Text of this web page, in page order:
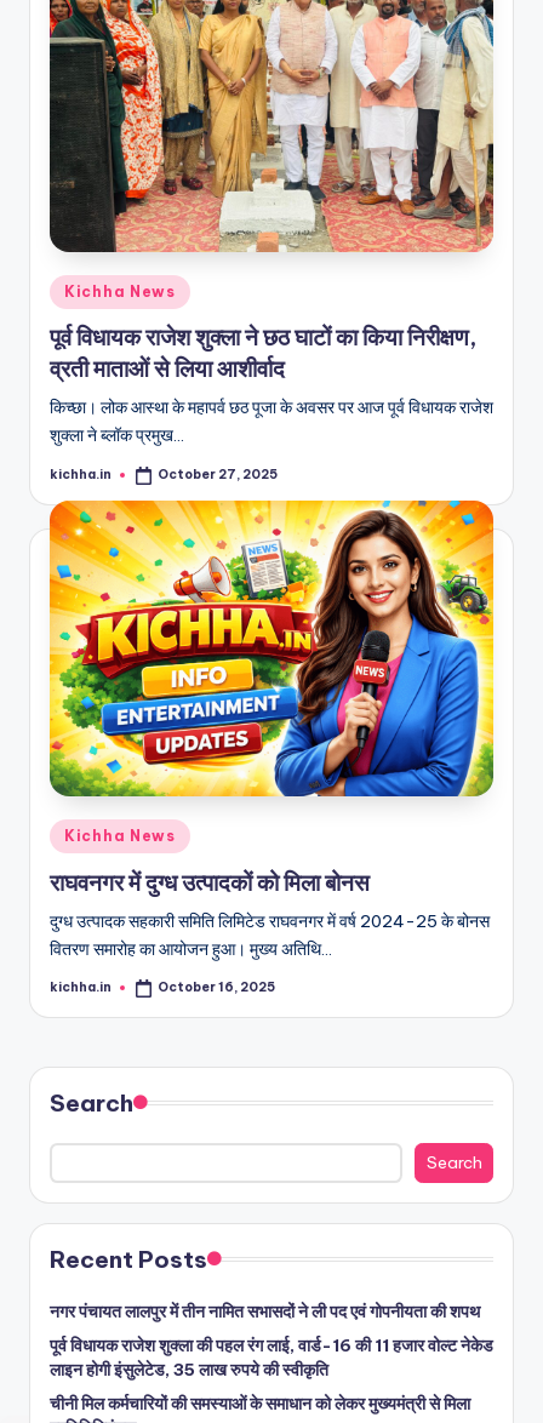
Kichha News
पूर्व विधायक राजेश शुक्ला ने छठ घाटों का किया निरीक्षण,
व्रती माताओं से लिया आशीर्वाद
किच्छा। लोक आस्था के महापर्व छठ पूजा के अवसर पर आज पूर्व विधायक राजेश
शुक्ला ने ब्लॉक प्रमुख…
kichha.in October 27, 2025
Kichha News
राघवनगर में दुग्ध उत्पादकों को मिला बोनस
दुग्ध उत्पादक सहकारी समिति लिमिटेड राघवनगर में वर्ष 2024-25 के बोनस
वितरण समारोह का आयोजन हुआ। मुख्य अतिथि…
kichha.in October 16, 2025
Search
Search
Recent Posts
नगर पंचायत लालपुर में तीन नामित सभासदों ने ली पद एवं गोपनीयता की शपथ
पूर्व विधायक राजेश शुक्ला की पहल रंग लाई, वार्ड-16 की 11 हजार वोल्ट नेकेड
लाइन होगी इंसुलेटेड, 35 लाख रुपये की स्वीकृति
चीनी मिल कर्मचारियों की समस्याओं के समाधान को लेकर मुख्यमंत्री से मिला